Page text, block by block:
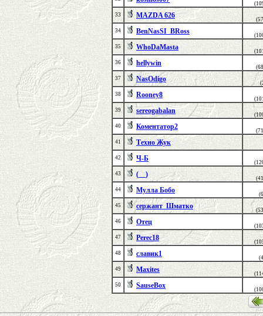
33
MAZDA 626
34
BenNasSI_BRoss
35
WhoDaMasta
36
hellywin
37
NasOdigo
38
Rooney8
39
sereogabalan
40
Коментатор2
41
Техно Жук
42 Ч-Б
43
(__)
44
Мулла Бобо
45
сержант_Шматко
46
Отец
47
Perec18
48
славик1
49
Maxites
50
SauseBox